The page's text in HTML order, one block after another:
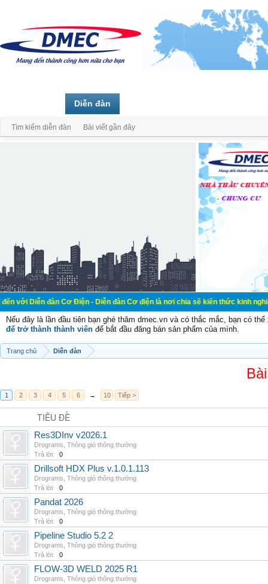
đàn Cơ Điện - Diễn đàn Cơ điện là nơi chia sẽ kiến thức kinh nghiệm
Nếu đây là lần đầu tiên bạn ghé thăm dmec.vn và có thắc mắc, bạn có
để trở thành thành viên để bắt đầu đăng bán sản phẩm của mình.
Trang chủ Diễn đàn
1 2 3 4 5 6 → 10 Tiếp >
TIÊU ĐỀ
Res3DInv v2026.1
Drograms Thông gió thông thường
Trả lời:
0
Drillsoft HDX Plus v.1.0.1.113
Drograms Thông gió thông thường
Trả lời:
0
Pandat 2026
Drograms Thông gió thông thường
Trả lời:
0
Pipeline Studio 5.2 2
Drograms Thông gió thông thường
Trả lời:
0
FLOW-3D WELD 2025 R1
Drograms Thông gió thông thường
Diễn đàn
Tìm kiếm diễn đàn Bài viết gần đây